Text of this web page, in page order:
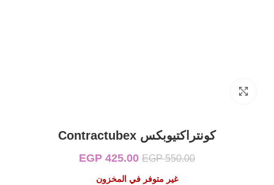
كونتراكتيوبكس Contractubex
EGP550.00
السعر الأصلي هو:
EGP 425.00
غير متوفر في المخزون